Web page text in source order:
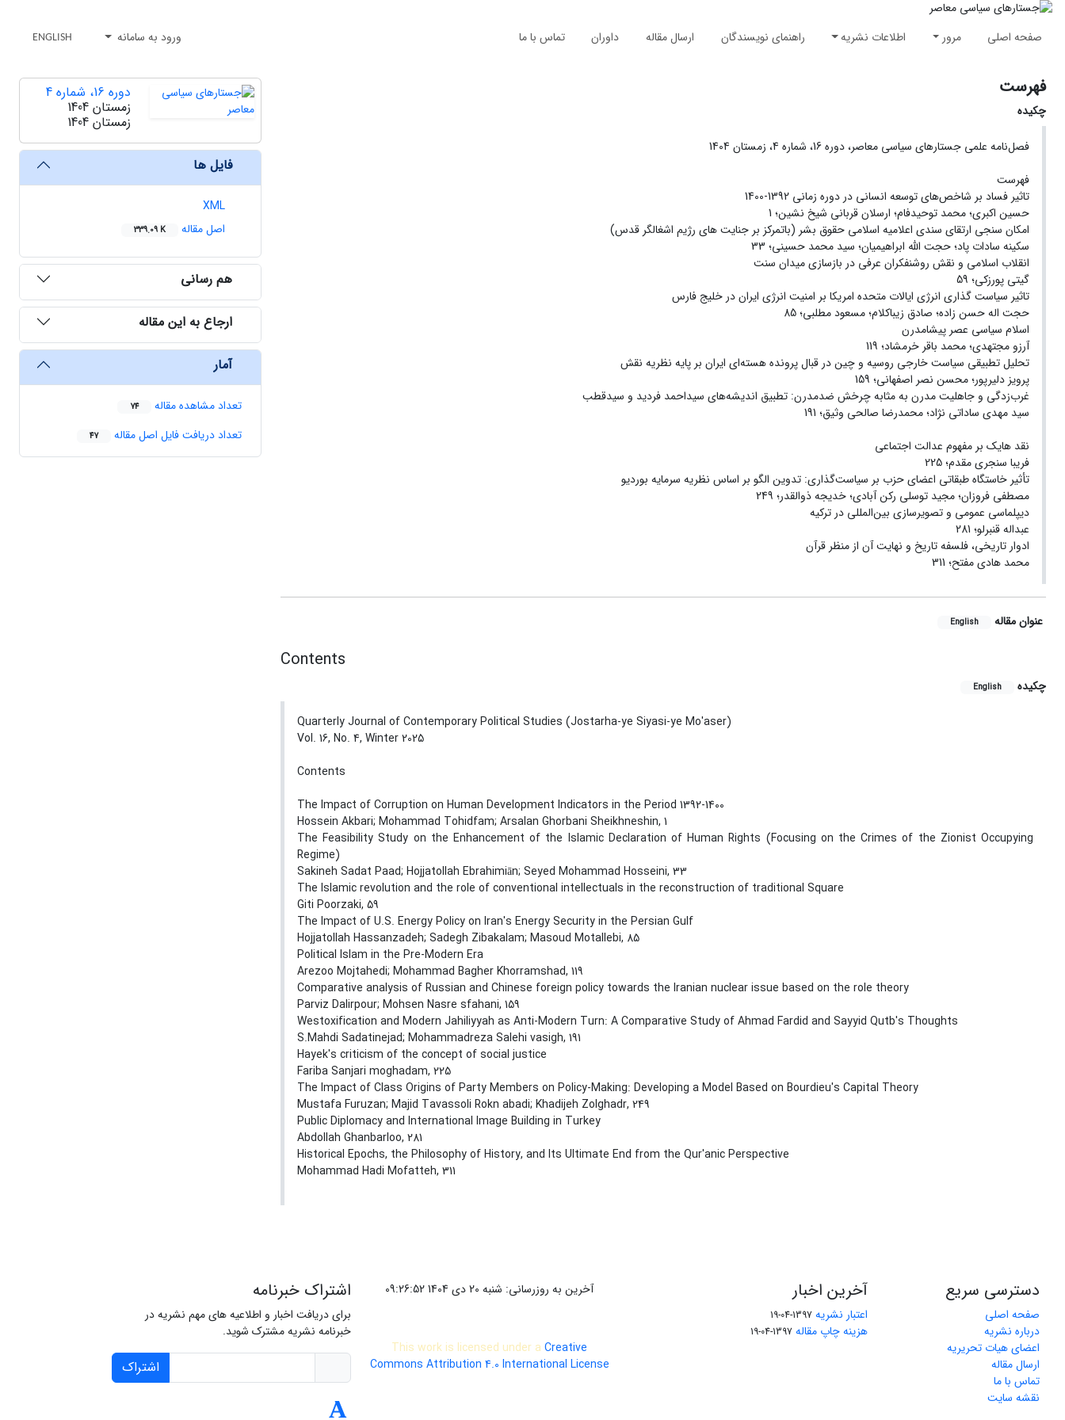
صفحه اصلی مرور اطلاعات نشریه راهنمای نویسندگان ارسال مقاله داوران تماس با ما ورود به سامانه ENGLISH
فهرست
چکیده
فصل‌نامه علمی جستارهای سیاسی معاصر، دوره 16، شماره 4، زمستان 1404
فهرست
تاثیر فساد بر شاخص‌های توسعه انسانی در دوره زمانی 1392-1400
حسین اکبری؛ محمد توحیدفام؛ ارسلان قربانی شیخ نشین؛ 1
امکان سنجی ارتقای سندی اعلامیه اسلامی حقوق بشر ‏‏(باتمرکز بر جنایت های رژیم اشغالگر قدس)‏
سکینه سادات پاد؛ حجت الله ابراهیمیان؛ سید محمد حسینی؛ 33
انقلاب اسلامی و نقش روشنفکران عرفی در بازسازی میدان سنت
گیتی پورزکی؛ 59
تاثیر سیاست گذاری انرژی ایالات متحده امریکا بر امنیت انرژی ایران در خلیج فارس
حجت اله حسن زاده؛ صادق زیباکلام؛ مسعود مطلبی؛ 85
اسلام سیاسی عصر پیشامدرن
آرزو مجتهدی؛ محمد باقر خرمشاد؛ 119
تحلیل تطبیقی سیاست خارجی روسیه و چین در قبال پرونده هسته‌ای ایران بر پایه نظریه نقش
پرویز دلیرپور؛ محسن نصر اصفهانی؛ 159
غرب‌زدگی و جاهلیت مدرن به مثابه چرخش ضدمدرن: تطبیق اندیشه‌های سیداحمد فردید و سیدقطب
سید مهدی ساداتی نژاد؛ محمدرضا صالحی وثیق؛ 191
نقد هایک بر مفهوم عدالت اجتماعی
فریبا سنجری مقدم؛ 225
تأثیر خاستگاه طبقاتی اعضای حزب بر سیاست‌گذاری: تدوین الگو بر اساس نظریه سرمایه بوردیو
مصطفی فروزان؛ مجید توسلی رکن آبادی؛ خدیجه ذوالقدر؛ 249
دیپلماسی عمومی و تصویرسازی بین‌المللی در ترکیه
عبداله قنبرلو؛ 281
ادوار تاریخی، فلسفه تاریخ و نهایت آن از منظر قرآن
محمد هادی مفتح؛ 311
عنوان مقاله English
Contents
چکیده English
Quarterly Journal of Contemporary Political Studies (Jostarha-ye Siyasi-ye Mo'aser)
Vol. 16, No. 4, Winter 2025
Contents
The Impact of Corruption on Human Development Indicators in the Period 1392-1400
Hossein Akbari; Mohammad Tohidfam; Arsalan Ghorbani Sheikhneshin, 1
The Feasibility Study on the Enhancement of the Islamic Declaration of Human Rights (Focusing on the Crimes of the Zionist Occupying
Regime)
Sakineh Sadat Paad; Hojjatollah Ebrahimiān; Seyed Mohammad Hosseini, 33
The Islamic revolution and the role of conventional intellectuals in the reconstruction of traditional Square
Giti Poorzaki, 59
The Impact of U.S. Energy Policy on Iran's Energy Security in the Persian Gulf
Hojjatollah Hassanzadeh; Sadegh Zibakalam; Masoud Motallebi, 85
Political Islam in the Pre-Modern Era
Arezoo Mojtahedi; Mohammad Bagher Khorramshad, 119
Comparative analysis of Russian and Chinese foreign policy towards the Iranian nuclear issue based on the role theory
Parviz Dalirpour; Mohsen Nasre sfahani, 159
Westoxification and Modern Jahiliyyah as Anti-Modern Turn: A Comparative Study of Ahmad Fardid and Sayyid Qutb's Thoughts
S.Mahdi Sadatinejad; Mohammadreza Salehi vasigh, 191
Hayek's criticism of the concept of social justice
Fariba Sanjari moghadam, 225
The Impact of Class Origins of Party Members on Policy-Making: Developing a Model Based on Bourdieu's Capital Theory
Mustafa Furuzan; Majid Tavassoli Rokn abadi; Khadijeh Zolghadr, 249
Public Diplomacy and International Image Building in Turkey
Abdollah Ghanbarloo, 281
Historical Epochs, the Philosophy of History, and Its Ultimate End from the Qur'anic Perspective
Mohammad Hadi Mofatteh, 311
دوره 16، شماره 4
زمستان 1404
زمستان 1404
فایل ها
XML
اصل مقاله
339.09 K
هم رسانی
ارجاع به این مقاله
آمار
تعداد مشاهده مقاله 74
تعداد دریافت فایل اصل مقاله 47
دسترسی سریع
صفحه اصلی
درباره نشریه
اعضای هیات تحریریه
ارسال مقاله
تماس با ما
نقشه سایت
آخرین اخبار
اعتبار نشریه 1397-04-19
هزینه چاپ مقاله 1397-04-19
آخرین به روزرسانی: شنبه 20 دی 1404 09:26:52
This work is licensed under aCreative
Commons Attribution 4.0 International License
اشتراک خبرنامه
برای دریافت اخبار و اطلاعیه های مهم نشریه در
خبرنامه نشریه مشترک شوید.
اشتراک